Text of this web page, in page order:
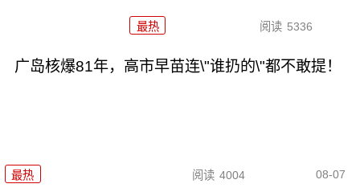
最热 阅读 5336
广岛核爆81年，高市早苗连\"谁扔的\"都不敢提！
最热 阅读 4004 08-07